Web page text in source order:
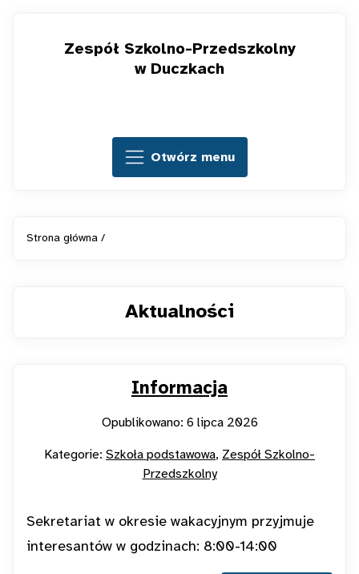
Zespół Szkolno-Przedszkolny
w Duczkach
Otwórz menu
Strona główna /
Aktualności
Informacja
Opublikowano: 6 lipca 2026
Kategorie: Szkoła podstawowa Zespół Szkolno-
Przedszkolny
Sekretariat w okresie wakacyjnym przyjmuje
interesantów w godzinach: 8:00-14:00